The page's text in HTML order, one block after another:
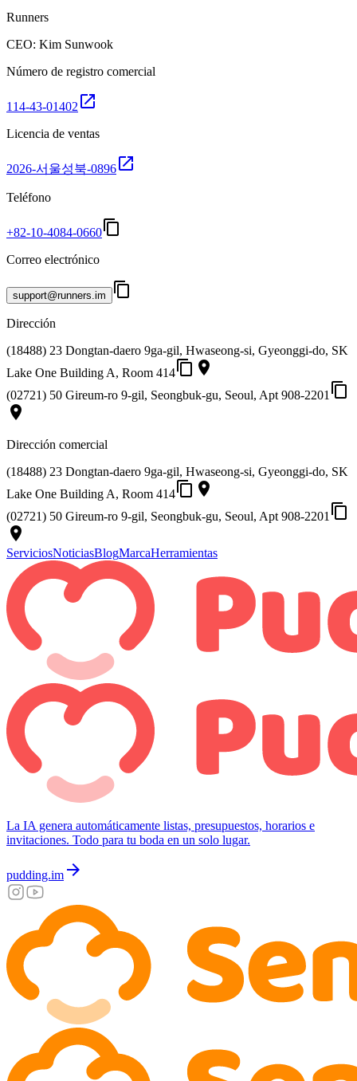
Runners
CEO: Kim Sunwook
Número de registro comercial
114-43-01402 open_in_new
Licencia de ventas
2026-서울성북-0896open_in_new
Teléfono
+82-10-4084-0660content_copy
Correo electrónico
support@runners.im content_copy
Dirección
(18488) 23 Dongtan-daero 9ga-gil, Hwaseong-si, Gyeonggi-do, SK
Lake One Building A, Room 414content_copy place
(02721) 50 Gireum-ro 9-gil, Seongbuk-gu, Seoul, Apt 908-2201 content_copy
place
Dirección comercial
(18488) 23 Dongtan-daero 9ga-gil, Hwaseong-si, Gyeonggi-do, SK
Lake One Building A, Room 414content_copy place
(02721) 50 Gireum-ro 9-gil, Seongbuk-gu, Seoul, Apt 908-2201 content_copy
place
ServiciosNoticiasBlogMarcaHerramientas
La IA genera automáticamente listas, presupuestos, horarios e
invitaciones. Todo para tu boda en un solo lugar.
pudding.im arrow_forward